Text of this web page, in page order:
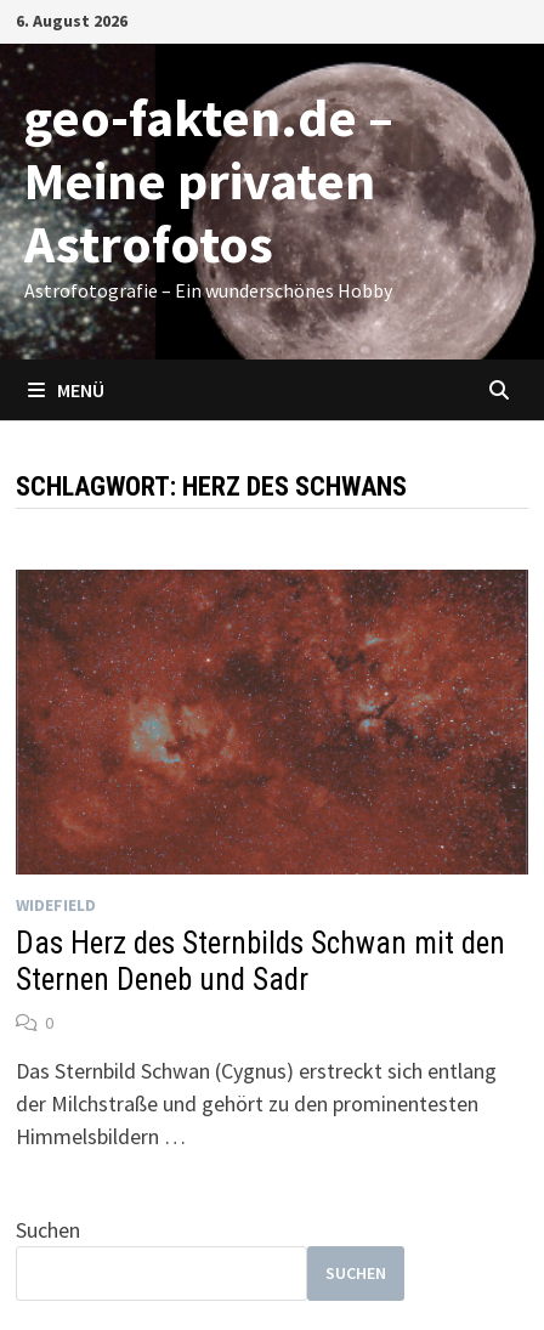
Zum
Inhalt
springen
6. August 2026
geo-fakten.de –
Meine privaten
Astrofotos
Astrofotografie – Ein wunderschönes Hobby
MENÜ
SCHLAGWORT: HERZ DES SCHWANS
WIDEFIELD
Das Herz des Sternbilds Schwan mit den
Sternen Deneb und Sadr
0
Das Sternbild Schwan (Cygnus) erstreckt sich entlang
der Milchstraße und gehört zu den prominentesten
Himmelsbildern …
Suchen
SUCHEN